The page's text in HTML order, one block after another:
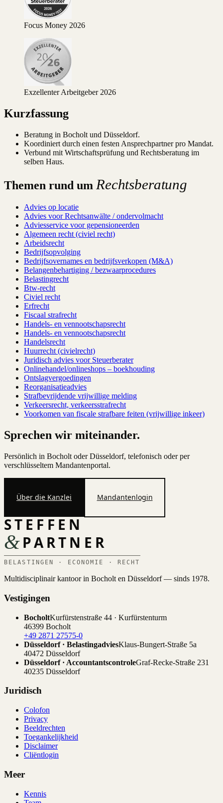
Focus Money 2026
Exzellenter Arbeitgeber 2026
Kurzfassung
Beratung in Bocholt und Düsseldorf.
Koordiniert durch einen festen Ansprechpartner pro Mandat.
Verbund mit Wirtschaftsprüfung und Rechtsberatung im
selben Haus.
Themen rund um Rechtsberatung
Advies op locatie
Advies voor Rechtsanwälte / ondervolmacht
Adviesservice voor gepensioneerden
Algemeen recht (civiel recht)
Arbeidsrecht
Bedrijfsopvolging
Bedrijfsovernames en bedrijfsverkopen (M&A)
Belangenbehartiging / bezwaarprocedures
Belastingrecht
Btw-recht
Civiel recht
Erfrecht
Fiscaal strafrecht
Handels- en vennootschapsrecht
Handels- en vennootschapsrecht
Handelsrecht
Huurrecht (civielrecht)
Juridisch advies voor Steuerberater
Onlinehandel/onlineshops – boekhouding
Ontslagvergoedingen
Reorganisatieadvies
Strafbevrijdende vrijwillige melding
Verkeersrecht, verkeersstrafrecht
Voorkomen van fiscale strafbare feiten (vrijwillige inkeer)
Sprechen wir miteinander.
Persönlich in Bocholt oder Düsseldorf, telefonisch oder per
verschlüsseltem Mandantenportal.
Über die Kanzlei Mandantenlogin
STEFFEN
&PARTNER
BELASTINGEN · ECONOMIE · RECHT
Multidisciplinair kantoor in Bocholt en Düsseldorf — sinds 1978.
Vestigingen
BocholtKurfürstenstraße 44 · Kurfürstenturm
46399 Bocholt
+49 2871 27575-0
Düsseldorf · BelastingadviesKlaus-Bungert-Straße 5a
40472 Düsseldorf
Düsseldorf · AccountantscontroleGraf-Recke-Straße 231
40235 Düsseldorf
Juridisch
Colofon
Privacy
Beeldrechten
Toegankelijkheid
Disclaimer
Cliëntlogin
Meer
Kennis